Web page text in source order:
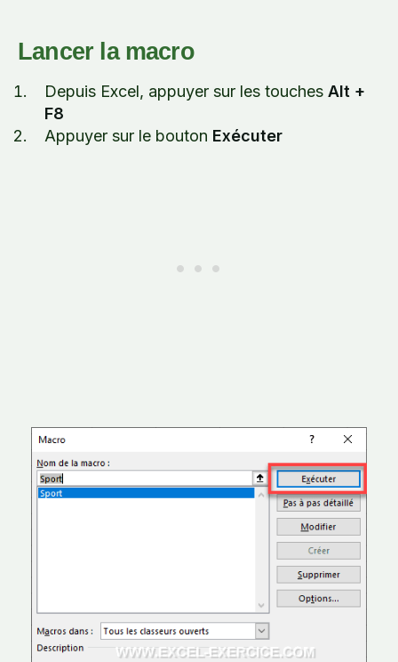
Lancer la macro
Depuis Excel, appuyer sur les touches Alt +
F8
Appuyer sur le bouton Exécuter